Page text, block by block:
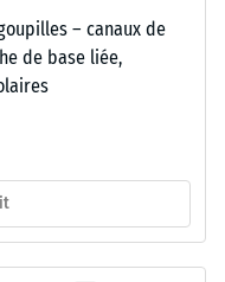
– canaux de
de base liée,